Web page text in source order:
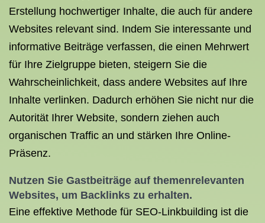
Erstellung hochwertiger Inhalte, die auch für andere
Websites relevant sind. Indem Sie interessante und
informative Beiträge verfassen, die einen Mehrwert
für Ihre Zielgruppe bieten, steigern Sie die
Wahrscheinlichkeit, dass andere Websites auf Ihre
Inhalte verlinken. Dadurch erhöhen Sie nicht nur die
Autorität Ihrer Website, sondern ziehen auch
organischen Traffic an und stärken Ihre Online-
Präsenz.
Nutzen Sie Gastbeiträge auf themenrelevanten
Websites, um Backlinks zu erhalten.
Eine effektive Methode für SEO-Linkbuilding ist die